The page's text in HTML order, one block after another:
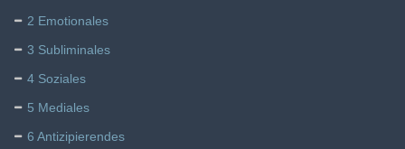
2 Emotionales
3 Subliminales
4 Soziales
5 Mediales
6 Antizipierendes